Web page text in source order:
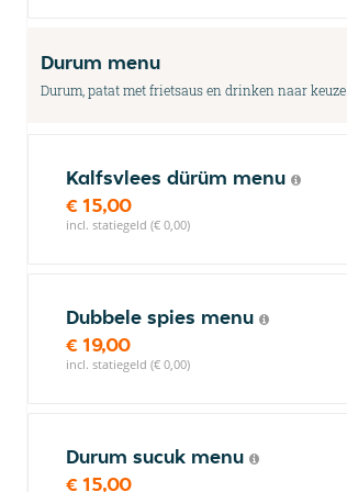
Durum menu
Durum, patat met frietsaus en drinken naar keuze
Kalfsvlees dürüm menu
€ 15,00
incl. statiegeld (€ 0,00)
Dubbele spies menu
€ 19,00
incl. statiegeld (€ 0,00)
Durum sucuk menu
€ 15,00